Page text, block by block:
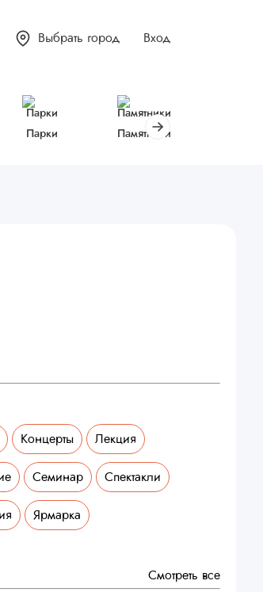
Выбрать город Вход
Парки Памятники
Концерты Лекция
Семинар Спектакли
Ярмарка
Смотреть все